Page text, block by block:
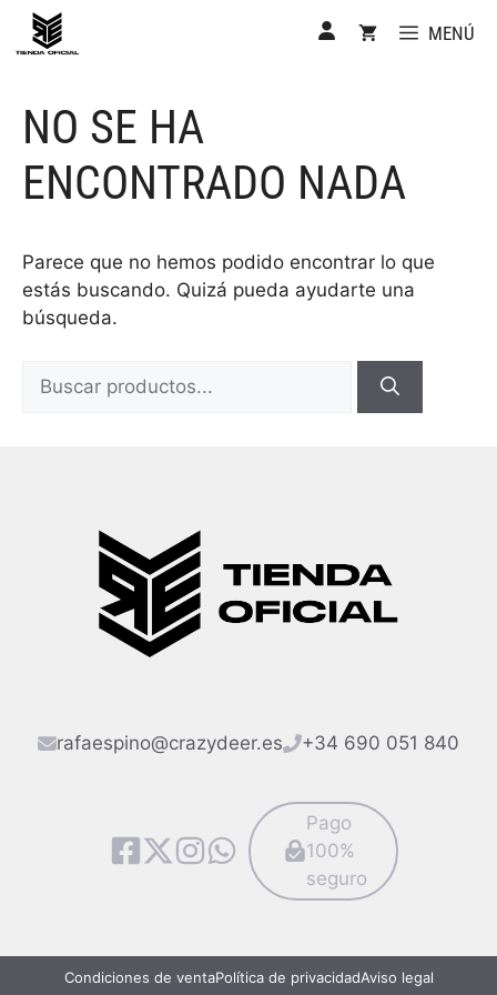
Saltar
MENÚ
NO SE HA
ENCONTRADO NADA
Parece que no hemos podido encontrar lo que
estás buscando. Quizá pueda ayudarte una
búsqueda.
rafaespino@crazydeer.es +34 690 051 840
Pago
100%
seguro
Condiciones de ventaPolítica de privacidadAviso legal